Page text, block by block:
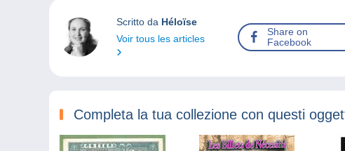
Scritto da Héloïse
Voir tous les articles
Share on
Facebook
Completa la tua collezione con questi